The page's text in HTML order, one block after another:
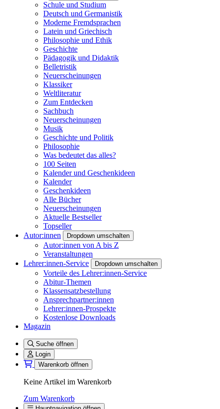
Schule und Studium
Deutsch und Germanistik
Moderne Fremdsprachen
Latein und Griechisch
Philosophie und Ethik
Geschichte
Pädagogik und Didaktik
Belletristik
Neuerscheinungen
Klassiker
Weltliteratur
Zum Entdecken
Sachbuch
Neuerscheinungen
Musik
Geschichte und Politik
Philosophie
Was bedeutet das alles?
100 Seiten
Kalender und Geschenkideen
Kalender
Geschenkideen
Alle Bücher
Neuerscheinungen
Aktuelle Bestseller
Topseller
Autor:innen
Dropdown umschalten
Autor:innen von A bis Z
Veranstaltungen
Lehrer:innen-Service
Dropdown umschalten
Vorteile des Lehrer:innen-Service
Abitur-Themen
Klassensatzbestellung
Ansprechpartner:innen
Lehrer:innen-Prospekte
Kostenlose Downloads
Magazin
Suche öffnen
Login
Warenkorb öffnen
Keine Artikel im Warenkorb
Zum Warenkorb